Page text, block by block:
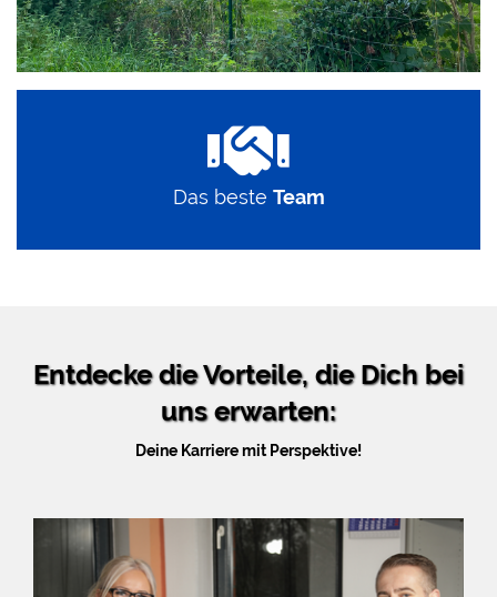
Das beste Team
Entdecke die Vorteile, die Dich bei
uns erwarten:
Deine Karriere mit Perspektive!